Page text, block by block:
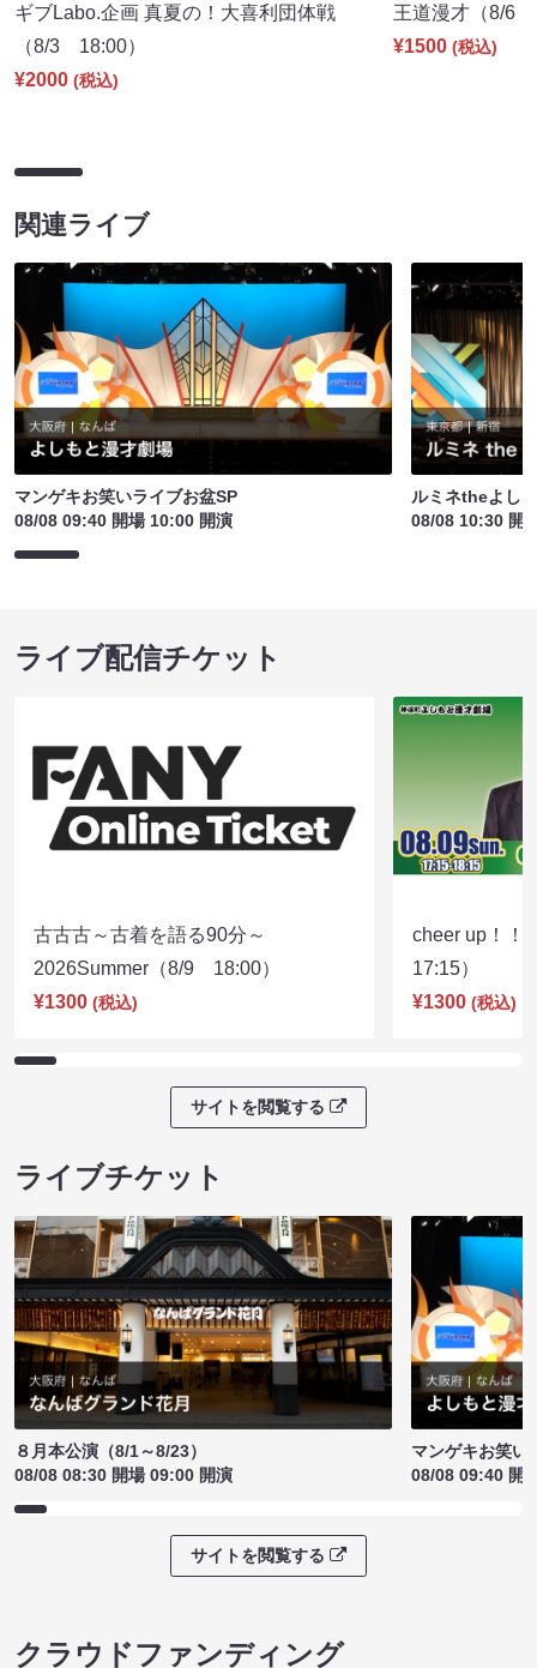
ギブLabo.企画 真夏の！大喜利団体戦
（8/3 18:00）
¥2000 (税込)
王道漫才（8/6
¥1500 (税込)
関連ライブ
マンゲキお笑いライブお盆SP
08/08 09:40 開場 10:00 開演
ルミネtheよし
08/08 10:30 開
ライブ配信チケット
古古古～古着を語る90分～
2026Summer（8/9 18:00）
¥1300 (税込)
cheer up！
17:15）
¥1300 (税込)
サイトを閲覧する
ライブチケット
８月本公演（8/1～8/23）
08/08 08:30 開場 09:00 開演
マンゲキお笑い
08/08 09:40 開
サイトを閲覧する
クラウドファンディング